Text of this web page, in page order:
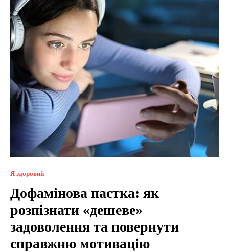
Я здоровий
Дофамінова пастка: як
розпізнати «дешеве»
задоволення та повернути
справжню мотивацію